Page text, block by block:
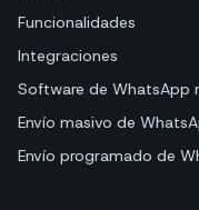
Funcionalidades
Integraciones
Software de WhatsApp
Envío masivo de
Envío programado de